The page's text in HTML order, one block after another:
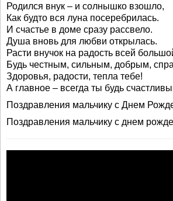
Родился внук – и солнышко взошло,
Как будто вся луна посеребрилась.
И счастье в доме сразу рассвело.
Душа вновь для любви открылась.
Расти внучок на радость всей
Будь честным, сильным, добрым,
Здоровья, радости, тепла тебе!
А главное – всегда ты будь
Поздравления мальчику с Днем
Поздравления мальчику с днем